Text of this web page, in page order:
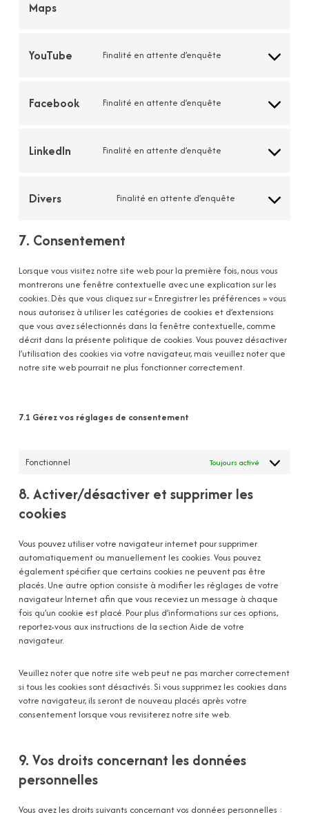
Maps
YouTube Finalité en attente d’enquête
Facebook Finalité en attente d’enquête
facebook
LinkedIn Finalité en attente d’enquête
linkedin
Divers Finalité en attente d’enquête
Consent
7. Consentement
Lorsque vous visitez notre site web pour la première fois, nous vous
montrerons une fenêtre contextuelle avec une explication sur les
cookies. Dès que vous cliquez sur « Enregistrer les préférences » vous
nous autorisez à utiliser les catégories de cookies et d’extensions
que vous avez sélectionnés dans la fenêtre contextuelle, comme
décrit dans la présente politique de cookies. Vous pouvez désactiver
l’utilisation des cookies via votre navigateur, mais veuillez noter que
notre site web pourrait ne plus fonctionner correctement.
7.1 Gérez vos réglages de consentement
Fonctionnel Toujours activé
8. Activer/désactiver et supprimer les
cookies
Vous pouvez utiliser votre navigateur internet pour supprimer
automatiquement ou manuellement les cookies. Vous pouvez
également spécifier que certains cookies ne peuvent pas être
placés. Une autre option consiste à modifier les réglages de votre
navigateur Internet afin que vous receviez un message à chaque
fois qu’un cookie est placé. Pour plus d’informations sur ces options,
reportez-vous aux instructions de la section Aide de votre
navigateur.
Veuillez noter que notre site web peut ne pas marcher correctement
si tous les cookies sont désactivés. Si vous supprimez les cookies dans
votre navigateur, ils seront de nouveau placés après votre
consentement lorsque vous revisiterez notre site web.
9. Vos droits concernant les données
personnelles
Vous avez les droits suivants concernant vos données personnelles :